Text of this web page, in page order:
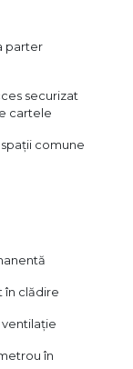
in functie
pentru
de
vizionări,
de vizionare,
Consultanță
parter
securizat
cartele
comune
în clădire
în